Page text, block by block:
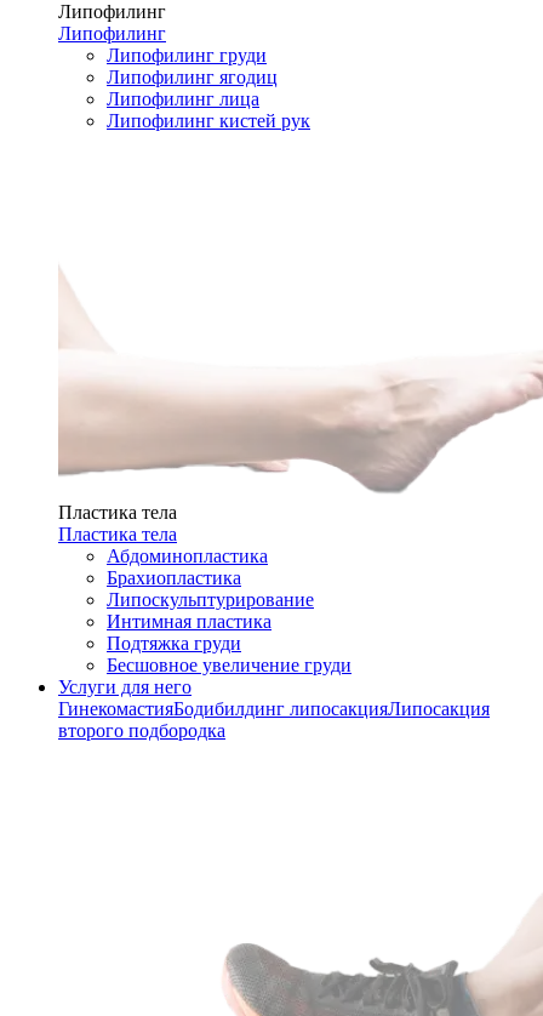
Липофилинг
Липофилинг
Липофилинг груди
Липофилинг ягодиц
Липофилинг лица
Липофилинг кистей рук
Пластика тела
Пластика тела
Абдоминопластика
Брахиопластика
Липоскульптурирование
Интимная пластика
Подтяжка груди
Бесшовное увеличение груди
Услуги для него
ГинекомастияБодибилдинг липосакцияЛипосакция
второго подбородка